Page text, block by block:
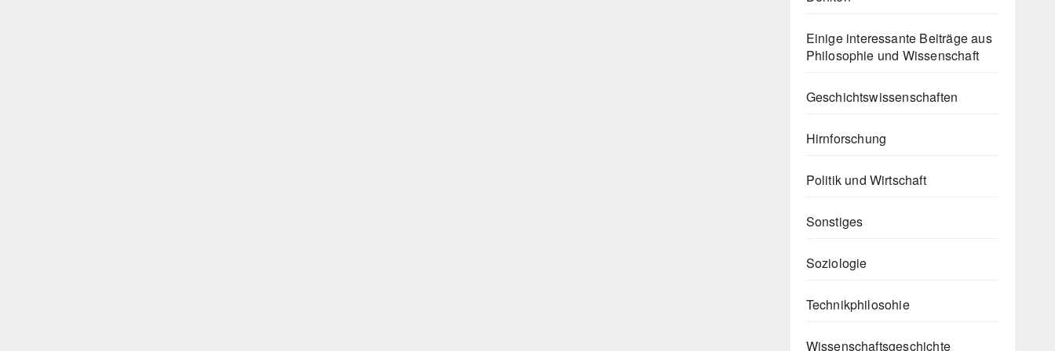
Einige interessante Beiträge aus
Philosophie und Wissenschaft
Geschichtswissenschaften
Hirnforschung
Politik und Wirtschaft
Sonstiges
Soziologie
Technikphilosohie
Wissenschaftsgeschichte